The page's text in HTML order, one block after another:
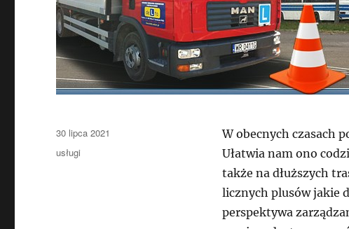
W obecnych czasach
Ułatwia nam ono
także na dłuższych
licznych plusów jakie
perspektywa
Data
publikacji
30 lipca 2021
Kategorie
usługi